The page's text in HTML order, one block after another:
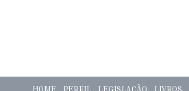
HOME PERFIL LEGISLAÇÃO LIVROS